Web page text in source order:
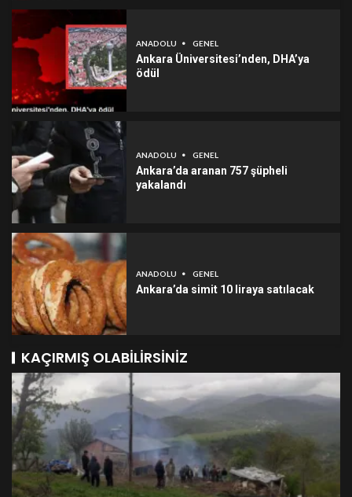
ANADOLU GENEL
Ankara Üniversitesi’nden, DHA’ya
ödül
ANADOLU GENEL
Ankara’da aranan 757 şüpheli
yakalandı
ANADOLU GENEL
Ankara’da simit 10 liraya satılacak
KAÇIRMIŞ OLABILIRSINIZ